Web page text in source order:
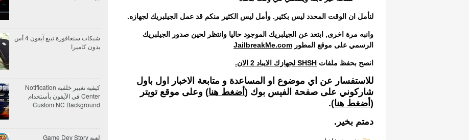
لنأمل ان الوقت المحدد ليس بكثير. وأمل ليس الكثير منكم قد عمل الجيلبريك لجهازه.
وانبه مرة اخرى, ابتعد عن الجيلبريك الموجود حاليا وانتظر لحين صدور الجيلبريك
الرسمي على موقع المطور JailbreakMe.com
انصح بحفظ ملفات SHSH لجهازك الايباد 2 الان.
للاستفسار عن اي موضوع او المساعدة و متابعة الاخبار اول باول
شاركوني على صفحة الفيس بوك ( أضغط هنا) وعلى موقع تويتر
( أضغط هنا).
دمتم بخير.
شبكات سنغافورة تبيع آيفون 4 أس
بدون كاميرا
كيفية تغيير خلفية Notification
Center في الآيفون بأستخدام
Custom NC Background
لعبة Game Dev Story